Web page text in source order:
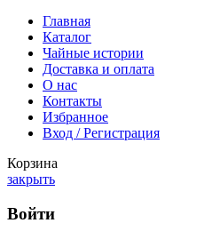
Главная
Каталог
Чайные истории
Доставка и оплата
О нас
Контакты
Избранное
Вход / Регистрация
Корзина
закрыть
Войти